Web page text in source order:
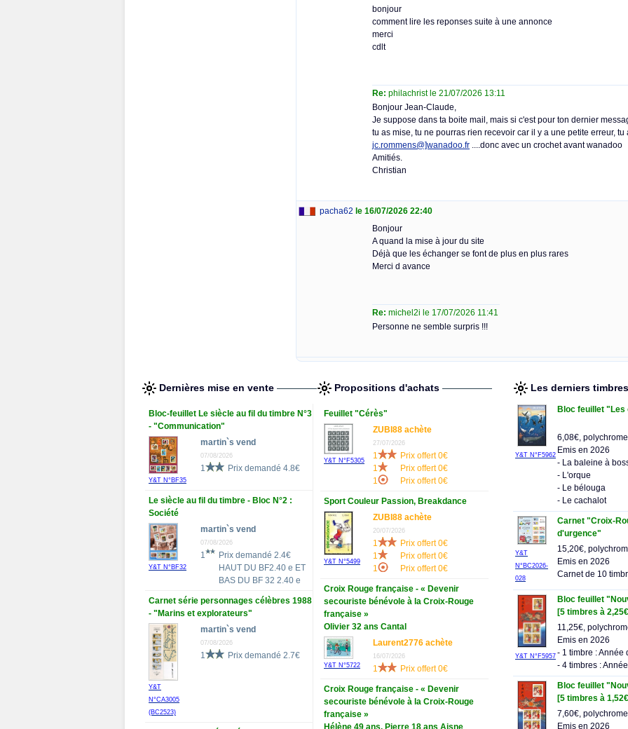
bonjour
comment lire les reponses suite à une annonce
merci
cdlt
Re: philachrist le 21/07/2026 13:11
Bonjour Jean-Claude,
Je suppose dans ta boite mail, mais si c'est pour ton dernier
tu as mise, tu ne pourras rien recevoir car il y a une petite erreur, tu
jc.rommens@]wanadoo.fr ....donc avec un crochet avant wanadoo
Amitiés.
Christian
pacha62 le 16/07/2026 22:40
Bonjour
A quand la mise à jour du site
Déjà que les échanger se font de plus en plus rares
Merci d avance
Re: michel2i le 17/07/2026 11:41
Personne ne semble surpris !!!
Dernières mise en vente
Bloc-feuillet Le siècle au fil du timbre N°3
- "Communication"
Y&T N°BF35
martin`s vend
07/08/2026
1 Prix demandé 4.8€
Le siècle au fil du timbre - Bloc N°2 :
Société
Y&T N°BF32
martin`s vend
07/08/2026
1
Prix demandé 2.4€
HAUT DU BF2.40 e ET
BAS DU BF 32 2.40 e
Carnet série personnages célèbres 1988
- "Marins et explorateurs"
Y&T
N°CA3005
(BC2523)
martin`s vend
07/08/2026
1 Prix demandé 2.7€
Propositions d'achats
Feuillet "Cérès"
Y&T N°F5305
ZUBI88 achète
27/07/2026
1
Prix offert 0€
1
Prix offert 0€
1
Prix offert 0€
Sport Couleur Passion, Breakdance
Y&T N°5499
ZUBI88 achète
20/07/2026
1
Prix offert 0€
1
Prix offert 0€
1
Prix offert 0€
Croix Rouge française - « Devenir
secouriste bénévole à la Croix-Rouge
française »
Olivier 32 ans Cantal
Y&T N°5722
Laurent2776 achète
16/07/2026
1 Prix offert 0€
Croix Rouge française - « Devenir
secouriste bénévole à la Croix-Rouge
française »
Hélène 49 ans, Pierre 18 ans Aisne
Les derniers
Y&T N°F5962
Bloc feuillet
6,08€, polychrome
Emis en 2026
- La baleine à
- L'orque
- Le bélouga
- Le cachalot
Y&T
N°BC2026-
028
Carnet "Croix-
d'urgence"
15,20€,
Emis en 2026
Carnet de 10
Y&T N°F5957
Bloc feuillet
[5 timbres à
11,25€,
Emis en 2026
- 1 timbre : Année
- 4 timbres :
Bloc feuillet
[5 timbres à
7,60€, polychrome
Emis en 2026